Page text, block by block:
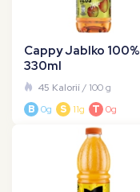
Cappy Jablko 100%
330ml
45 Kalorií/ 100 g
B 0g S 11g T 0g